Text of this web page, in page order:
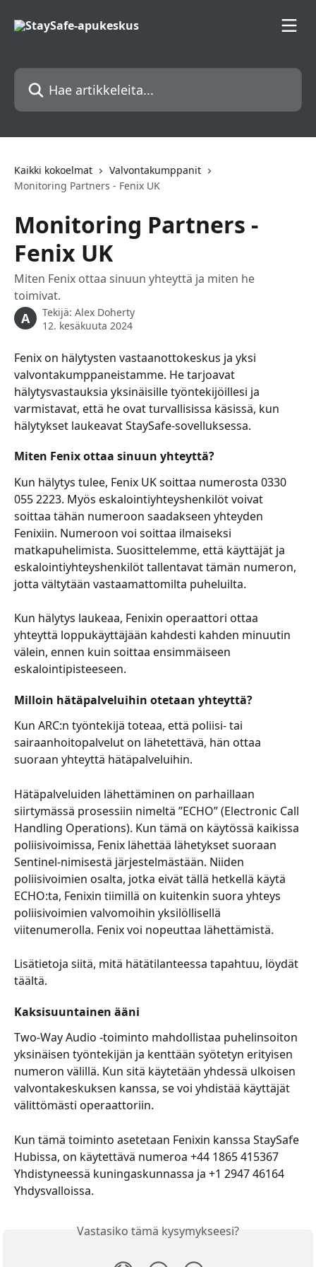
Hae artikkeleita...
Kaikki kokoelmat
Valvontakumppanit
Monitoring Partners - Fenix UK
Monitoring Partners -
Fenix UK
Miten Fenix ottaa sinuun yhteyttä ja miten he
toimivat.
A Tekijä: Alex Doherty
12. kesäkuuta 2024
Fenix on hälytysten vastaanottokeskus ja yksi
valvontakumppaneistamme. He tarjoavat
hälytysvastauksia yksinäisille työntekijöillesi ja
varmistavat, että he ovat turvallisissa käsissä, kun
hälytykset laukeavat StaySafe-sovelluksessa.
Miten Fenix ottaa sinuun yhteyttä?
Kun hälytys tulee, Fenix UK soittaa numerosta 0330
055 2223. Myös eskalointiyhteyshenkilöt voivat
soittaa tähän numeroon saadakseen yhteyden
Fenixiin. Numeroon voi soittaa ilmaiseksi
matkapuhelimista. Suosittelemme, että käyttäjät ja
eskalointiyhteyshenkilöt tallentavat tämän numeron,
jotta vältytään vastaamattomilta puheluilta.
Kun hälytys laukeaa, Fenixin operaattori ottaa
yhteyttä loppukäyttäjään kahdesti kahden minuutin
välein, ennen kuin soittaa ensimmäiseen
eskalointipisteeseen.
Milloin hätäpalveluihin otetaan yhteyttä?
Kun ARC:n työntekijä toteaa, että poliisi- tai
sairaanhoitopalvelut on lähetettävä, hän ottaa
suoraan yhteyttä hätäpalveluihin.
Hätäpalveluiden lähettäminen on parhaillaan
siirtymässä prosessiin nimeltä ”ECHO” (Electronic Call
Handling Operations). Kun tämä on käytössä kaikissa
poliisivoimissa, Fenix lähettää lähetykset suoraan
Sentinel-nimisestä järjestelmästään. Niiden
poliisivoimien osalta, jotka eivät tällä hetkellä käytä
ECHO:ta, Fenixin tiimillä on kuitenkin suora yhteys
poliisivoimien valvomoihin yksilöllisellä
viitenumerolla. Fenix voi nopeuttaa lähettämistä.
Lisätietoja siitä, mitä hätätilanteessa tapahtuu, löydät
täältä.
Kaksisuuntainen ääni
Two-Way Audio -toiminto mahdollistaa puhelinsoiton
yksinäisen työntekijän ja kenttään syötetyn erityisen
numeron välillä. Kun sitä käytetään yhdessä ulkoisen
valvontakeskuksen kanssa, se voi yhdistää käyttäjät
välittömästi operaattoriin.
Kun tämä toiminto asetetaan Fenixin kanssa StaySafe
Hubissa, on käytettävä numeroa +44 1865 415367
Yhdistyneessä kuningaskunnassa ja +1 2947 46164
Yhdysvalloissa.
Vastasiko tämä kysymykseesi?